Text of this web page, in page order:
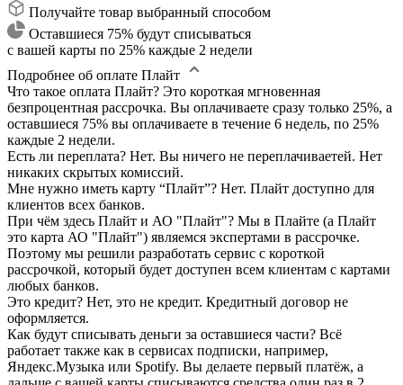
Получайте товар выбранный способом
Оставшиеся 75% будут списываться
с вашей карты по 25% каждые 2 недели
Подробнее об оплате Плайт
Что такое оплата Плайт? Это короткая мгновенная
безпроцентная рассрочка. Вы оплачиваете сразу только 25%, а
оставшиеся 75% вы оплачиваете в течение 6 недель, по 25%
каждые 2 недели.
Есть ли переплата? Нет. Вы ничего не переплачиваетей. Нет
никаких скрытых комиссий.
Мне нужно иметь карту “Плайт”? Нет. Плайт доступно для
клиентов всех банков.
При чём здесь Плайт и АО "Плайт"? Мы в Плайте (а Плайт
это карта АО "Плайт") являемся экспертами в рассрочке.
Поэтому мы решили разработать сервис с короткой
рассрочкой, который будет доступен всем клиентам с картами
любых банков.
Это кредит? Нет, это не кредит. Кредитный договор не
оформляется.
Как будут списывать деньги за оставшиеся части? Всё
работает также как в сервисах подписки, например,
Яндекс.Музыка или Spotify. Вы делаете первый платёж, а